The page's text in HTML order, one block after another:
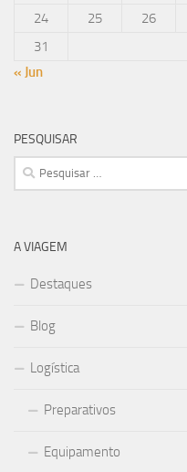
24
25 26
31
« Jun
PESQUISAR
Pesquisar
por:
A VIAGEM
Destaques
Blog
Logística
Preparativos
Equipamento